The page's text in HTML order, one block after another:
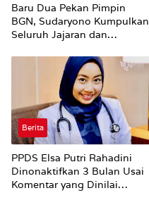
Baru Dua Pekan Pimpin
BGN, Sudaryono Kumpulkan
Seluruh Jajaran dan
Pungli dan Pemerasan
Supplier harus Berhenti
Sekarang
Berita
PPDS Elsa Putri Rahadini
Dinonaktifkan 3 Bulan Usai
Komentar yang Dinilai